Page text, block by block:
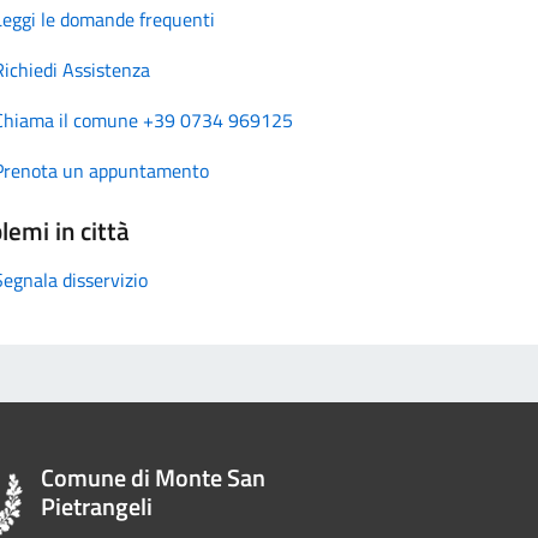
le domande frequenti
Assistenza
il comune +39 0734 969125
un appuntamento
in città
disservizio
Comune di Monte San
Pietrangeli